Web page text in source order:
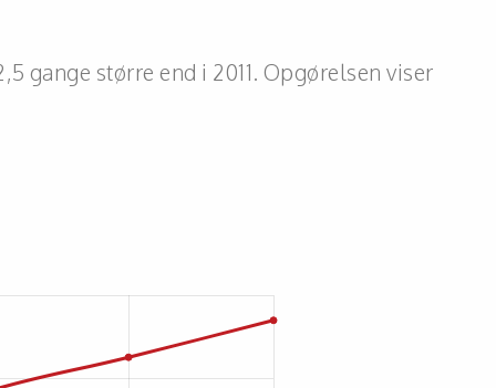
gange større end i 2011. Opgørelsen viser